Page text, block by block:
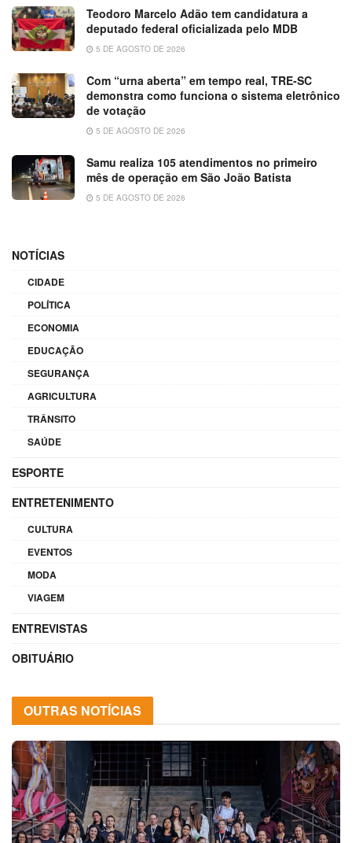
Teodoro Marcelo Adão tem candidatura a
deputado federal oficializada pelo MDB
5 DE AGOSTO DE 2026
Com “urna aberta” em tempo real, TRE-SC
demonstra como funciona o sistema eletrônico
de votação
5 DE AGOSTO DE 2026
Samu realiza 105 atendimentos no primeiro
mês de operação em São João Batista
5 DE AGOSTO DE 2026
NOTÍCIAS
CIDADE
POLÍTICA
ECONOMIA
EDUCAÇÃO
SEGURANÇA
AGRICULTURA
TRÂNSITO
SAÚDE
ESPORTE
ENTRETENIMENTO
CULTURA
EVENTOS
MODA
VIAGEM
ENTREVISTAS
OBITUÁRIO
OUTRAS NOTÍCIAS